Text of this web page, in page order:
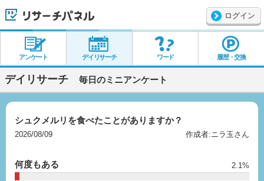
リサーチパネル
ログイン
アンケート デイリサーチ ワード 履歴・交換
デイリサーチ 毎日のミニアンケート
シュクメルリを食べたことがありますか？
2026/08/09 作成者:ニラ玉さん
何度もある 2.1%